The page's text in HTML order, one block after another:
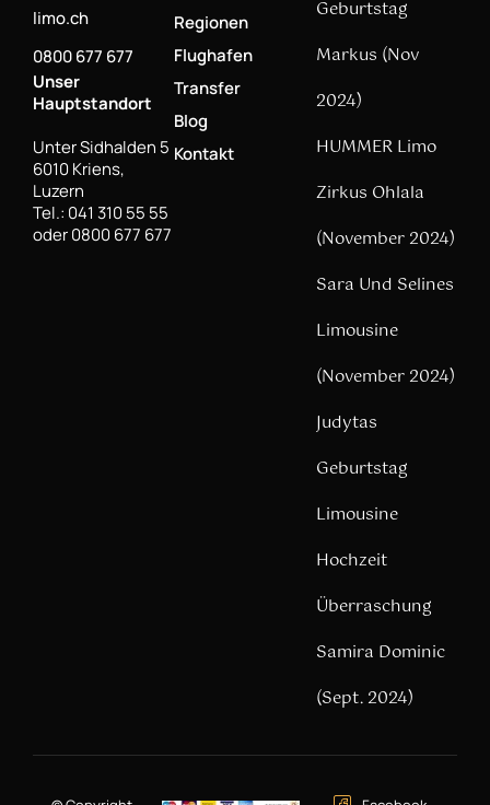
limo.ch
0800 677 677
Unser
Hauptstandort
Unter Sidhalden 5
6010 Kriens,
Luzern
Tel.: 041 310 55 55
oder 0800 677 677
Regionen
Flughafen
Transfer
Blog
Kontakt
Geburtstag
Markus (Nov
2024)
HUMMER Limo
Zirkus Ohlala
(November 2024)
Sara Und Selines
Limousine
(November 2024)
Judytas
Geburtstag
Limousine
Hochzeit
Überraschung
Samira Dominic
(Sept. 2024)